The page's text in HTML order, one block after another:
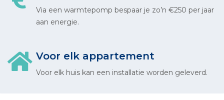
Via een warmtepomp bespaar je zo’n €250 per jaar
aan energie.
Voor elk appartement
Voor elk huis kan een installatie worden geleverd.